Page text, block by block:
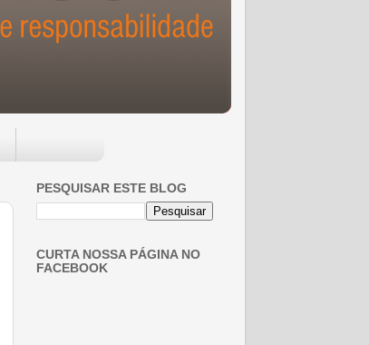
PESQUISAR ESTE BLOG
CURTA NOSSA PÁGINA NO
FACEBOOK